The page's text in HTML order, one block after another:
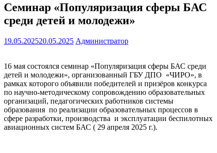
Семинар «Популяризация сферы БАС
среди детей и молодежи»
19.05.202520.05.2025 Администратор
16 мая состоялся семинар «Популяризация сферы БАС среди
детей и молодежи», организованный ГБУ ДПО «ЧИРО», в
рамках которого объявили победителей и призёров конкурса
по научно-методическому сопровождению образовательных
организаций, педагогических работников системы
образования по реализации образовательных процессов в
сфере разработки, производства и эксплуатации беспилотных
авиационных систем БАС ( 29 апреля 2025 г.).